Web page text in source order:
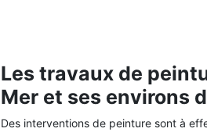
Les travaux de
Mer et ses environs
Des interventions de peinture sont à